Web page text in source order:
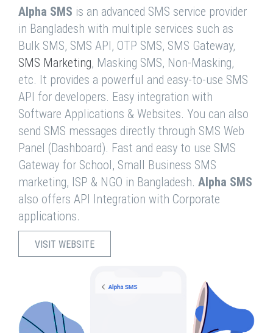
Alpha SMS is an advanced SMS service provider
in Bangladesh with multiple services such as
Bulk SMS, SMS API, OTP SMS, SMS Gateway,
SMS Marketing, Masking SMS, Non-Masking,
etc. It provides a powerful and easy-to-use SMS
API for developers. Easy integration with
Software Applications & Websites. You can also
send SMS messages directly through SMS Web
Panel (Dashboard). Fast and easy to use SMS
Gateway for School, Small Business SMS
marketing, ISP & NGO in Bangladesh. Alpha SMS
also offers API Integration with Corporate
applications.
VISIT WEBSITE